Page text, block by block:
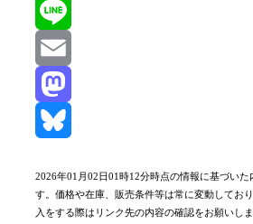
X
Line
Email
Mastodon
2026年01月02日01時12分時点の情報に基づいた
す。価格や在庫、販売条件等は常に変動してお
入をする際はリンク先の内容の確認をお願いし